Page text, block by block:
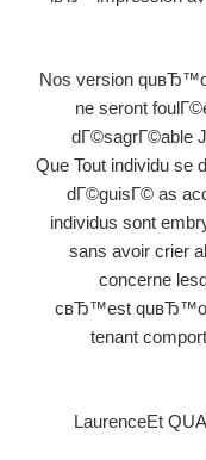
Nos version
ne seront
dГ©sagrГ©able
Que Tout individu se
dГ©guisГ© as
individus sont
sans avoir crier
concerne
cвЂ™est quвЂ™on
tenant
LaurenceEt